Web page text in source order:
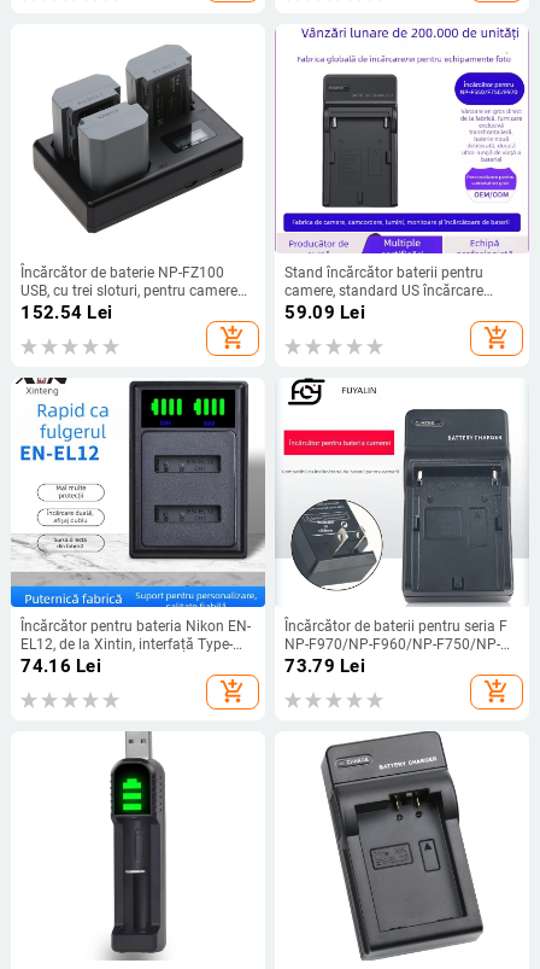
Încărcător de baterie NP-FZ100
USB, cu trei sloturi, pentru camere
Sony A7R IV, A7 IV, A7 III și A9
152.54 Lei
add_shopping_cart
Stand încărcător baterii pentru
camere, standard US încărcare
unică, conexiune directă, brand
59.09 Lei
add_shopping_cart
Încărcător pentru bateria Nikon EN-
EL12, de la Xintin, interfață Type-
C/Micro USB.
74.16 Lei
add_shopping_cart
Încărcător de baterii pentru seria F
NP-F970/NP-F960/NP-F750/NP-
F570/NP-F330/NP-F550 – Beauty
Photo, Model F550, 3C certificat
(2024010915672230)
73.79 Lei
add_shopping_cart